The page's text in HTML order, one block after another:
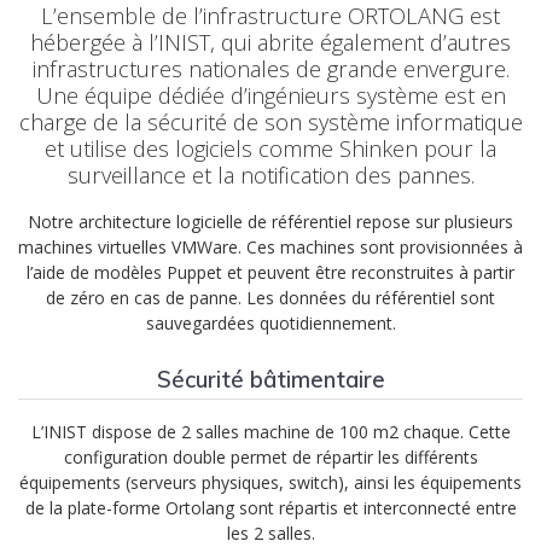
L’ensemble de l’infrastructure ORTOLANG est
hébergée à l’INIST, qui abrite également d’autres
infrastructures nationales de grande envergure.
Une équipe dédiée d’ingénieurs système est en
charge de la sécurité de son système informatique
et utilise des logiciels comme Shinken pour la
surveillance et la notification des pannes.
Notre architecture logicielle de référentiel repose sur plusieurs
machines virtuelles VMWare. Ces machines sont provisionnées à
l’aide de modèles Puppet et peuvent être reconstruites à partir
de zéro en cas de panne. Les données du référentiel sont
sauvegardées quotidiennement.
Sécurité bâtimentaire
L’INIST dispose de 2 salles machine de 100 m2 chaque. Cette
configuration double permet de répartir les différents
équipements (serveurs physiques, switch), ainsi les équipements
de la plate-forme Ortolang sont répartis et interconnecté entre
les 2 salles.